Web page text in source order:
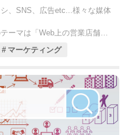
、SNS、広告etc...様々な媒体
ーマは「Web上の営業店舗と
事です。
マーケティング